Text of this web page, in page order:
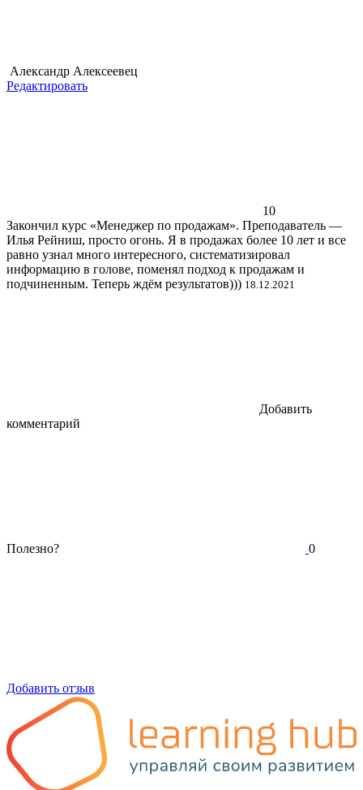
Александр Алексеевец
Редактировать
10
Закончил курс «Менеджер по продажам». Преподаватель —
Илья Рейниш, просто огонь. Я в продажах более 10 лет и все
равно узнал много интересного, систематизировал
информацию в голове, поменял подход к продажам и
подчиненным. Теперь ждём результатов))) 18.12.2021
Добавить
комментарий
Полезно? 0
Добавить отзыв